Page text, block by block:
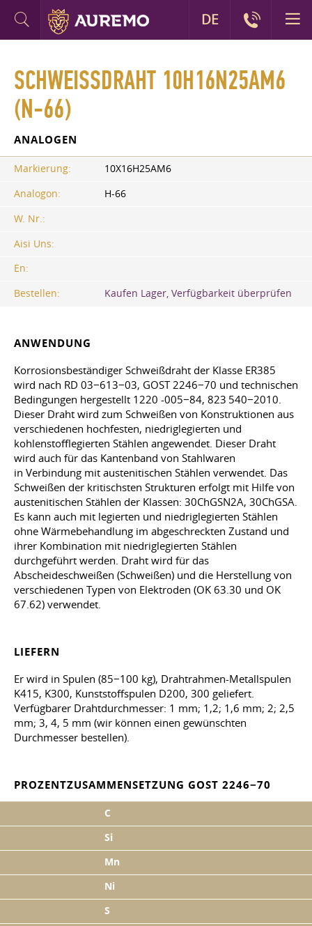
SCHWEISSDRAHT 10H16N25АМ6 (
N-66)
ANALOGEN
Markierung:
10Х16Н25АМ6
Analogon:
H-66
W. Nr.:
Aisi Uns:
En:
Bestellen:
Kaufen Lager, Verfügbarkeit überprüfen
ANWENDUNG
Korrosionsbeständiger Schweißdraht der Klasse ER385
wird nach RD 03−613−03, GOST 2246−70 und technischen
Bedingungen hergestellt 1220 -005−84, 823 540−2010.
Dieser Draht wird zum Schweißen von Konstruktionen aus
verschiedenen hochfesten, niedriglegierten und
kohlenstofflegierten Stählen angewendet. Dieser Draht
wird auch für das Kantenband von Stahlwaren
in Verbindung mit austenitischen Stählen verwendet. Das
Schweißen der kritischsten Strukturen erfolgt mit Hilfe von
austenitischen Stählen der Klassen: 30ChGSN2A, 30ChGSA.
Es kann auch mit legierten und niedriglegierten Stählen
ohne Wärmebehandlung im abgeschreckten Zustand und
ihrer Kombination mit niedriglegierten Stählen
durchgeführt werden. Draht wird für das
Abscheideschweißen (Schweißen) und die Herstellung von
verschiedenen Typen von Elektroden (OK 63.30 und OK
67.62) verwendet.
LIEFERN
Er wird in Spulen (85−100 kg), Drahtrahmen-Metallspulen
K415, K300, Kunststoffspulen D200, 300 geliefert.
Verfügbarer Drahtdurchmesser: 1 mm; 1,2; 1,6 mm; 2; 2,5
mm; 3, 4, 5 mm (wir können einen gewünschten
Durchmesser bestellen).
PROZENTZUSAMMENSETZUNG GOST 2246−70
C
Si
Mn
Ni
S
DE